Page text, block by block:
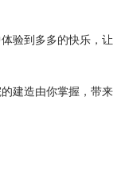
验到多多的快乐，让
建造由你掌握，带来